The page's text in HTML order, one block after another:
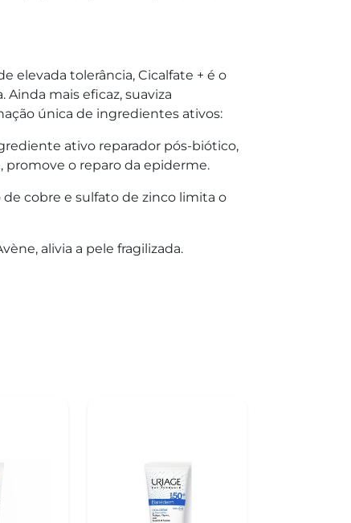
elevada tolerância, Cicalfate + é o
mais eficaz, suaviza
única de ingredientes ativos:
ativo reparador pós-biótico,
promove o reparo da epiderme.
cobre e sulfato de zinco limita o
alivia a pele fragilizada.